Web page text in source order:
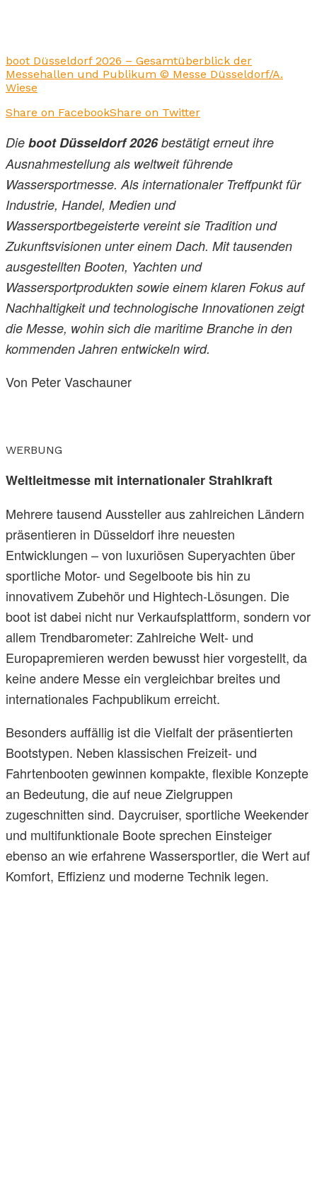
boot Düsseldorf 2026 – Gesamtüberblick der
Messehallen und Publikum © Messe Düsseldorf/A.
Wiese
Share on FacebookShare on Twitter
Die boot Düsseldorf 2026bestätigt erneut ihre
Ausnahmestellung als weltweit führende
Wassersportmesse. Als internationaler Treffpunkt für
Industrie, Handel, Medien und
Wassersportbegeisterte vereint sie Tradition und
Zukunftsvisionen unter einem Dach. Mit tausenden
ausgestellten Booten, Yachten und
Wassersportprodukten sowie einem klaren Fokus auf
Nachhaltigkeit und technologische Innovationen zeigt
die Messe, wohin sich die maritime Branche in den
kommenden Jahren entwickeln wird.
Von Peter Vaschauner
WERBUNG
Weltleitmesse mit internationaler Strahlkraft
Mehrere tausend Aussteller aus zahlreichen Ländern
präsentieren in Düsseldorf ihre neuesten
Entwicklungen – von luxuriösen Superyachten über
sportliche Motor- und Segelboote bis hin zu
innovativem Zubehör und Hightech-Lösungen. Die
boot ist dabei nicht nur Verkaufsplattform, sondern vor
allem Trendbarometer: Zahlreiche Welt- und
Europapremieren werden bewusst hier vorgestellt, da
keine andere Messe ein vergleichbar breites und
internationales Fachpublikum erreicht.
Besonders auffällig ist die Vielfalt der präsentierten
Bootstypen. Neben klassischen Freizeit- und
Fahrtenbooten gewinnen kompakte, flexible Konzepte
an Bedeutung, die auf neue Zielgruppen
zugeschnitten sind. Daycruiser, sportliche Weekender
und multifunktionale Boote sprechen Einsteiger
ebenso an wie erfahrene Wassersportler, die Wert auf
Komfort, Effizienz und moderne Technik legen.